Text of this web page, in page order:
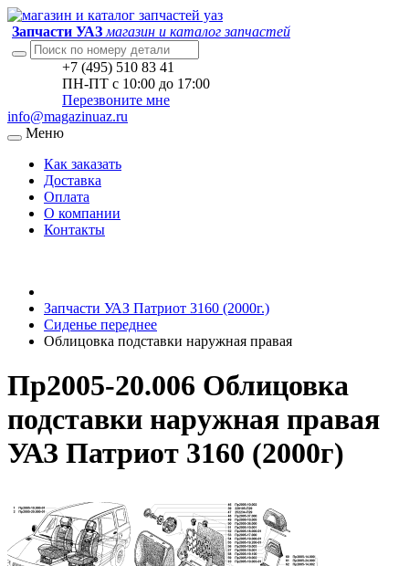
Запчасти УАЗ магазин и каталог запчастей
+7 (495) 510 83 41
ПН-ПТ с 10:00 до 17:00
Перезвоните мне
info@magazinuaz.ru
Меню
Как заказать
Доставка
Оплата
О компании
Контакты
Запчасти УАЗ Патриот 3160 (2000г.)
Сиденье переднее
Облицовка подставки наружная правая
Пр2005-20.006 Облицовка
подставки наружная правая
УАЗ Патриот 3160 (2000г)